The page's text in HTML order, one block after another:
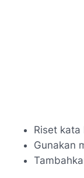
Riset kata
Gunakan